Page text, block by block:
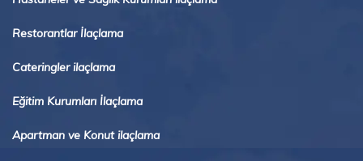
Restorantlar İlaçlama
Cateringler ilaçlama
Eğitim Kurumları İlaçlama
Apartman ve Konut ilaçlama